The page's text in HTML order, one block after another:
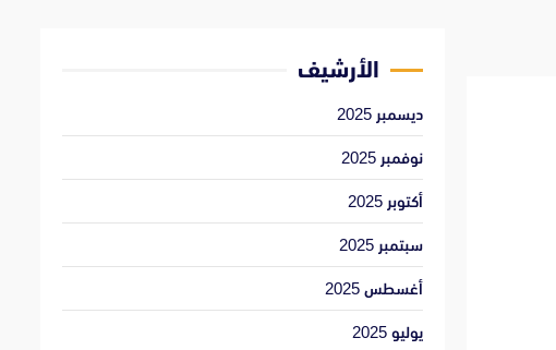
الأرشيف
ديسمبر 2025
نوفمبر 2025
أكتوبر 2025
سبتمبر 2025
أغسطس 2025
يوليو 2025